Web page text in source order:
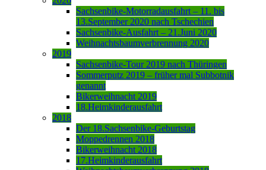
Sachsenbike-Motorradausfahrt – 11. bis
13.September 2020 nach Tschechien
Sachsenbike-Ausfahrt – 21.Juni 2020
Weihnachtsbaumverbrennung 2020
2019
Sachsenbike-Tour 2019 nach Thüringen
Sommerputz 2019 – früher mal Subbotnik
genannt
Bikerweihnacht 2019
18.Heimkinderausfahrt
2018
Der 18.Sachsenbike-Geburtstag
Moppedrennen 2018
Bikerweihnacht 2018
17.Heimkinderausfahrt